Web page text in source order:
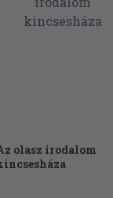
olasz irodalom